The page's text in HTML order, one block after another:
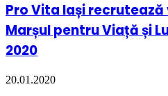
Pro Vita Iași
Marșul pentru Viață și
2020
20.01.2020